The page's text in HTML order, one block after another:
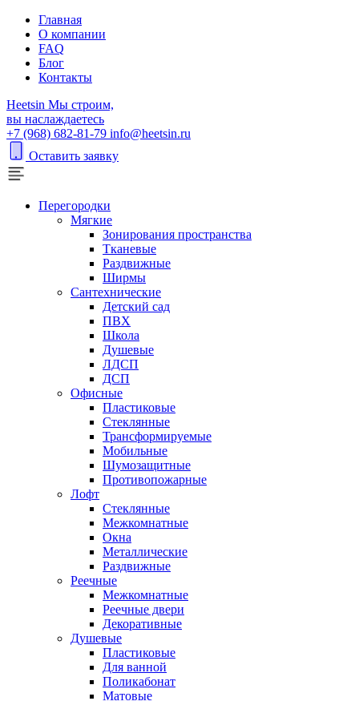
Главная
О компании
FAQ
Блог
Контакты
Heetsin Мы строим,
вы наслаждаетесь
+7 (968) 682-81-79 info@heetsin.ru
Оставить заявку
Перегородки
Мягкие
Зонирования пространства
Тканевые
Раздвижные
Ширмы
Сантехнические
Детский сад
ПВХ
Школа
Душевые
ЛДСП
ДСП
Офисные
Пластиковые
Стеклянные
Трансформируемые
Мобильные
Шумозащитные
Противопожарные
Лофт
Стеклянные
Межкомнатные
Окна
Металлические
Раздвижные
Реечные
Межкомнатные
Реечные двери
Декоративные
Душевые
Пластиковые
Для ванной
Поликабонат
Матовые